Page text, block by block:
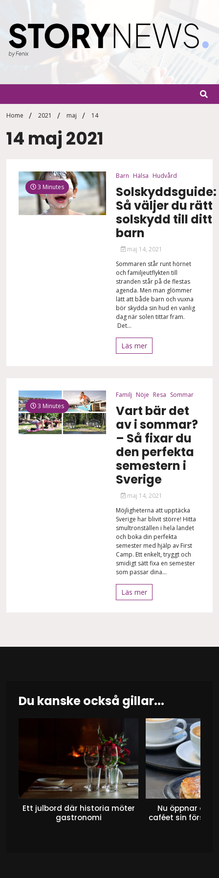
Home 2021 maj 14
14 maj 2021
3 Minutes
Barn Hälsa Hudvård
Solskyddsguide:
Så väljer du rätt
solskydd till ditt
barn
maj 14, 2021
Sommaren står runt hörnet
och familjeutflykten till
stranden står på de flestas
agenda. Men man glömmer
lätt att både barn och vuxna
bör skydda sin hud en vanlig
dag när solen tittar fram.
Det...
Läs mer
3 Minutes
Familj Nöje Resa Sommar
Vart bär det
av i sommar?
– Så fixar du
den perfekta
semestern i
Sverige
maj 14, 2021
Möjligheterna att upptäcka
Sverige har blivit större! Hitta
smultronställen i hela landet
och boka din perfekta
semester med hjälp av First
Camp. Ett enkelt, tryggt och
smidigt sätt fixa en semester
som passar dina...
Läs mer
Du kanske också gillar...
Ett julbord där historia möter
gastronomi
Nu öppnar det
caféet sin första